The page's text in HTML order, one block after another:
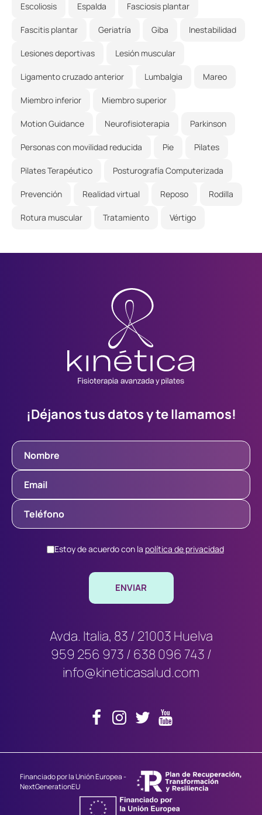
Escoliosis Espalda Fasciosis plantar
Fascitis plantar Geriatría Giba Inestabilidad
Lesiones deportivas Lesión muscular
Ligamento cruzado anterior Lumbalgia Mareo
Miembro inferior Miembro superior
Motion Guidance Neurofisioterapia Parkinson
Personas con movilidad reducida Pie Pilates
Pilates Terapéutico Posturografía Computerizada
Prevención Realidad virtual Reposo Rodilla
Rotura muscular Tratamiento Vértigo
¡Déjanos tus datos y te llamamos!
Estoy de acuerdo con la política de privacidad
Avda. Italia, 83 / 21003 Huelva
959 256 973 / 638 096 743 /
info@kineticasalud.com
Financiado por la Unión Europea -
NextGenerationEU